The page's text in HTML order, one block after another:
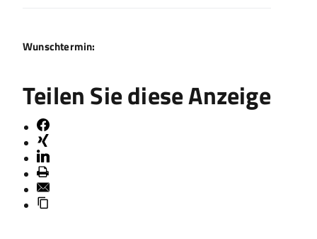
Wunschtermin:
Teilen Sie diese Anzeige